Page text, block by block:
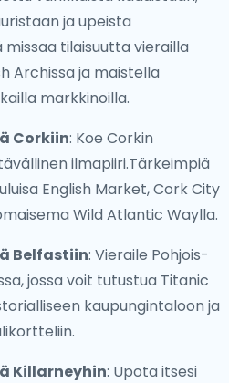
ja upeista
tilaisuutta vierailla
Archissa ja maistella
markkinoilla.
Corkiin: Koe Corkin
ilmapiiri.Tärkeimpiä
English Market, Cork City
Wild Atlantic Waylla.
Belfastiin: Vieraile Pohjois-
jossa voit tutustua Titanic
kaupungintaloon ja
Killarneyhin: Upota itsesi